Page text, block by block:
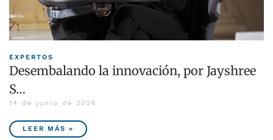
EXPERTOS
Desembalando la innovación, por Jayshree
S…
14 de junio de 2026
LEER MÁS »